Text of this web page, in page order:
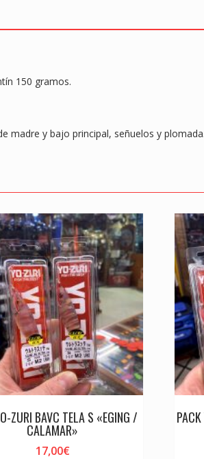
150 gramos.
madre y bajo principal, señuelos y plomada.
ZURI BAVC TELA S «EGING /
CALAMAR»
17,00€